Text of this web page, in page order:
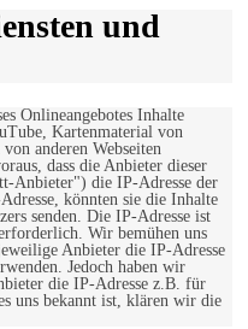
und
Onlineangebotes Inhalte
Kartenmaterial von
anderen Webseiten
dass die Anbieter dieser
Anbieter") die IP-Adresse der
könnten sie die Inhalte
senden. Die IP-Adresse ist
Wir bemühen uns
Anbieter die IP-Adresse
Jedoch haben wir
die IP-Adresse z.B. für
uns bekannt ist, klären wir die